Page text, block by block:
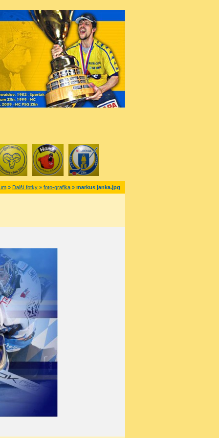
» Další fotky » foto-grafika » markus janka.jpg